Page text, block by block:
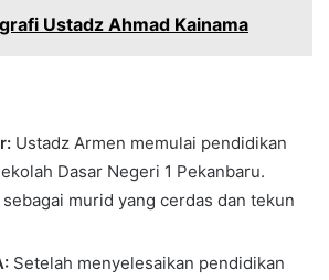
Ustadz Ahmad Kainama
Ustadz Armen memulai pendidikan
Dasar Negeri 1 Pekanbaru.
murid yang cerdas dan tekun
Setelah menyelesaikan pendidikan